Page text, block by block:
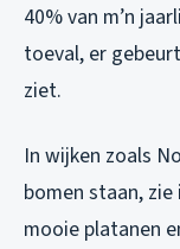
40% van m’n
toeval, er
ziet.
In wijken zoals
bomen staan,
mooie platanen